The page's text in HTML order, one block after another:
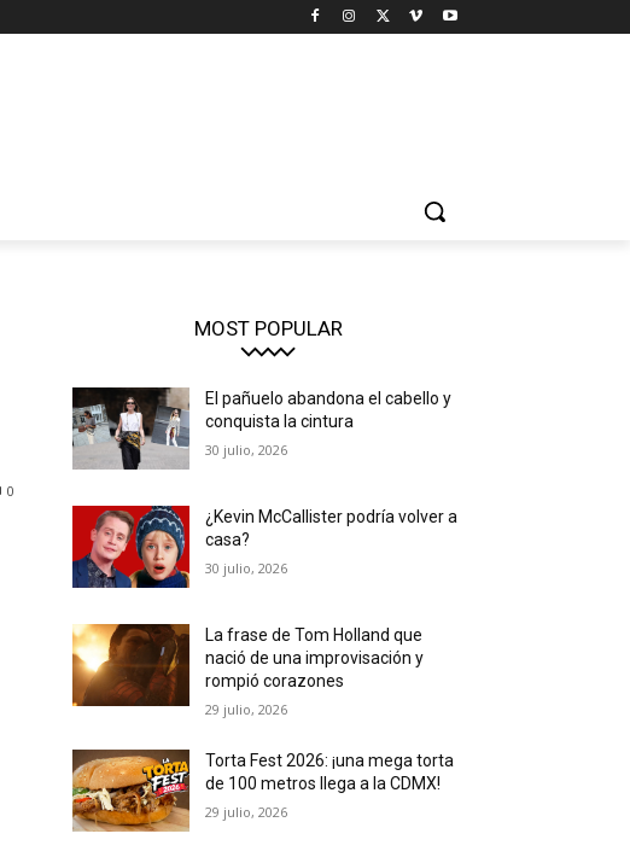
0
MOST POPULAR
El pañuelo abandona el cabello y
conquista la cintura
30 julio, 2026
¿Kevin McCallister podría volver a
casa?
30 julio, 2026
La frase de Tom Holland que
nació de una improvisación y
rompió corazones
29 julio, 2026
Torta Fest 2026: ¡una mega torta
de 100 metros llega a la CDMX!
29 julio, 2026